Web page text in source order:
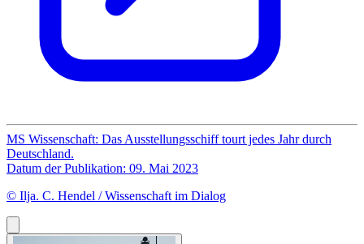
MS Wissenschaft: Das Ausstellungsschiff tourt jedes Jahr durch
Deutschland.
Datum der Publikation: 09. Mai 2023
© Ilja. C. Hendel / Wissenschaft im Dialog